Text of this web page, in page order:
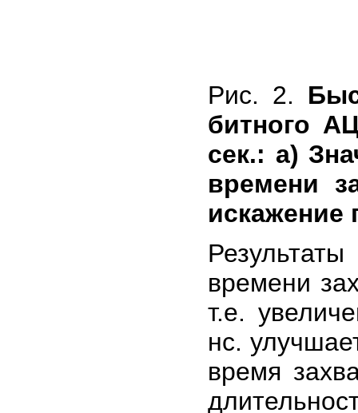
Рис. 2.
битного
сек.: a)
времени
искажение
времени
т.е.
нс.
время